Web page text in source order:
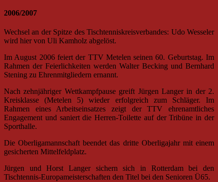
2006/2007
Wechsel an der Spitze des Tischtenniskreisverbandes: Udo Wesseler
wird hier von Uli Kamholz abgelöst.
Im August 2006 feiert der TTV Metelen seinen 60. Geburtstag. Im
Rahmen der Feierlichkeiten werden Walter Becking und Bernhard
Stening zu Ehrenmitgliedern ernannt.
Nach zehnjähriger Wettkampfpause greift Jürgen Langer in der 2.
Kreisklasse (Metelen 5) wieder erfolgreich zum Schläger. Im
Rahmen eines Arbeitseinsatzes zeigt der TTV ehrenamtliches
Engagement und saniert die Herren-Toilette auf der Tribüne in der
Sporthalle.
Die Oberligamannschaft beendet das dritte Oberligajahr mit einem
gesicherten Mittelfeldplatz.
Jürgen und Horst Langer sichern sich in Rotterdam bei den
Tischtennis-Europameisterschaften den Titel bei den Senioren Ü65.